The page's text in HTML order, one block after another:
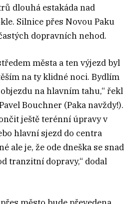
dlouhá estakáda nad
Silnice přes Novou Paku
dopravních nehod.
města a ten výjezd byl
na ty klidné noci. Bydlím
na hlavním tahu,“ řekl
Bouchner (Paka navždy!).
ještě terénní úpravy v
hlavní sjezd do centra
ale je, že ode dneška se snad
tranzitní dopravy,“ dodal